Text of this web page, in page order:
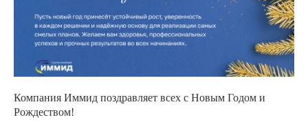
Компания Иммид поздравляет всех с Новым Годом и
Рождеством!